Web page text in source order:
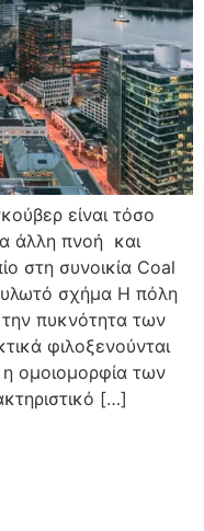
είναι τόσο
άλλη πνοή και
στη συνοικία Coal
σχήμα Η πόλη
πυκνότητα των
φιλοξενούνται
ομοιομορφία των
[…]